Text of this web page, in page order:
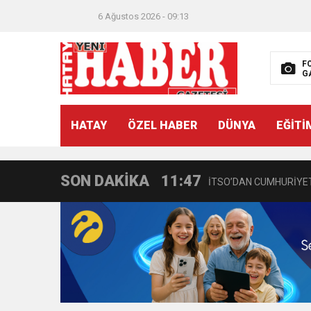
6 Ağustos 2026 - 09:13
HATAY ÖZEL HABER DÜNYA
SON DAKİKA
21:40
11:47 İTSO’DAN
18:55 İNCE’NİN CHP’DE
11:57 IŞIL Eczanesi Görkemli
21:40